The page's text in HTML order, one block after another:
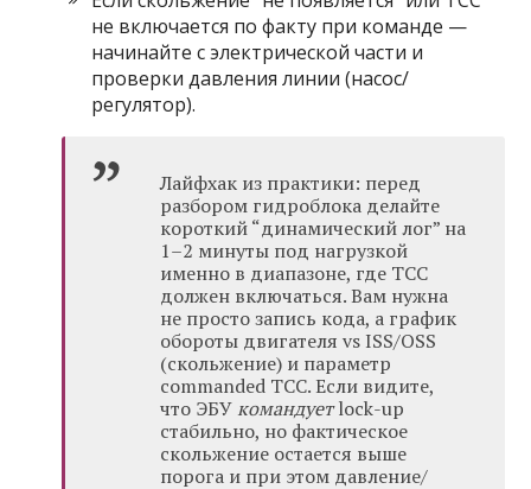
не включается по факту при команде —
начинайте с электрической части и
проверки давления линии (насос/
регулятор).
Лайфхак из практики: перед
разбором гидроблока делайте
короткий “динамический лог” на
1–2 минуты под нагрузкой
именно в диапазоне, где TCC
должен включаться. Вам нужна
не просто запись кода, а график
обороты двигателя vs ISS/OSS
(скольжение) и параметр
commanded TCC. Если видите,
что ЭБУкомандуетlock-up
стабильно, но фактическое
скольжение остается выше
порога и при этом давление/